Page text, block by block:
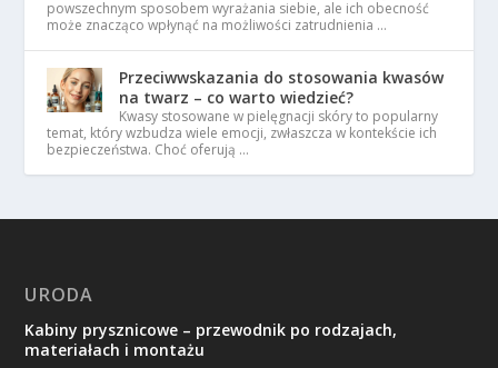
powszechnym sposobem wyrażania siebie, ale ich obecność
może znacząco wpłynąć na możliwości zatrudnienia …
Przeciwwskazania do stosowania kwasów
na twarz – co warto wiedzieć?
Kwasy stosowane w pielęgnacji skóry to popularny
temat, który wzbudza wiele emocji, zwłaszcza w kontekście ich
bezpieczeństwa. Choć oferują …
URODA
Kabiny prysznicowe – przewodnik po rodzajach,
materiałach i montażu